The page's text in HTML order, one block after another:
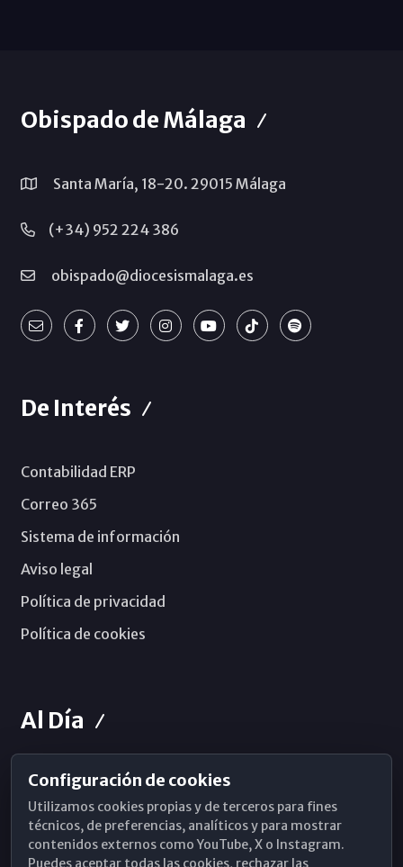
Obispado de Málaga
Santa María, 18-20. 29015 Málaga
(+34) 952 224 386
obispado@diocesismalaga.es
De Interés
Contabilidad ERP
Correo 365
Sistema de información
Aviso legal
Política de privacidad
Política de cookies
Al Día
Horarios de Misa
Hemeroteca
WhatsApp
Configuración de cookies
Utilizamos cookies propias y de terceros para fines
técnicos, de preferencias, analíticos y para mostrar
contenidos externos como YouTube, X o Instagram.
Puedes aceptar todas las cookies, rechazar las